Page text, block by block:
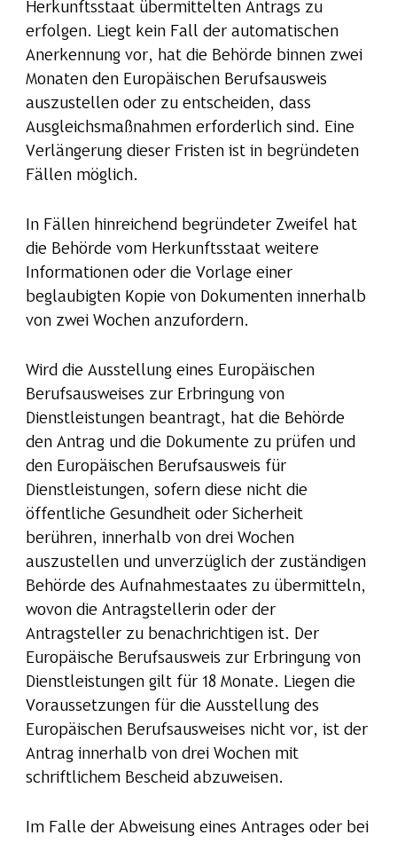
Herkunftsstaat übermittelten Antrags zu
erfolgen. Liegt kein Fall der automatischen
Anerkennung vor, hat die Behörde binnen zwei
Monaten den Europäischen Berufsausweis
auszustellen oder zu entscheiden, dass
Ausgleichsmaßnahmen erforderlich sind. Eine
Verlängerung dieser Fristen ist in begründeten
Fällen möglich.
In Fällen hinreichend begründeter Zweifel hat
die Behörde vom Herkunftsstaat weitere
Informationen oder die Vorlage einer
beglaubigten Kopie von Dokumenten innerhalb
von zwei Wochen anzufordern.
Wird die Ausstellung eines Europäischen
Berufsausweises zur Erbringung von
Dienstleistungen beantragt, hat die Behörde
den Antrag und die Dokumente zu prüfen und
den Europäischen Berufsausweis für
Dienstleistungen, sofern diese nicht die
öffentliche Gesundheit oder Sicherheit
berühren, innerhalb von drei Wochen
auszustellen und unverzüglich der zuständigen
Behörde des Aufnahmestaates zu übermitteln,
wovon die Antragstellerin oder der
Antragsteller zu benachrichtigen ist. Der
Europäische Berufsausweis zur Erbringung von
Dienstleistungen gilt für 18 Monate. Liegen die
Voraussetzungen für die Ausstellung des
Europäischen Berufsausweises nicht vor, ist der
Antrag innerhalb von drei Wochen mit
schriftlichem Bescheid abzuweisen.
Im Falle der Abweisung eines Antrages oder bei